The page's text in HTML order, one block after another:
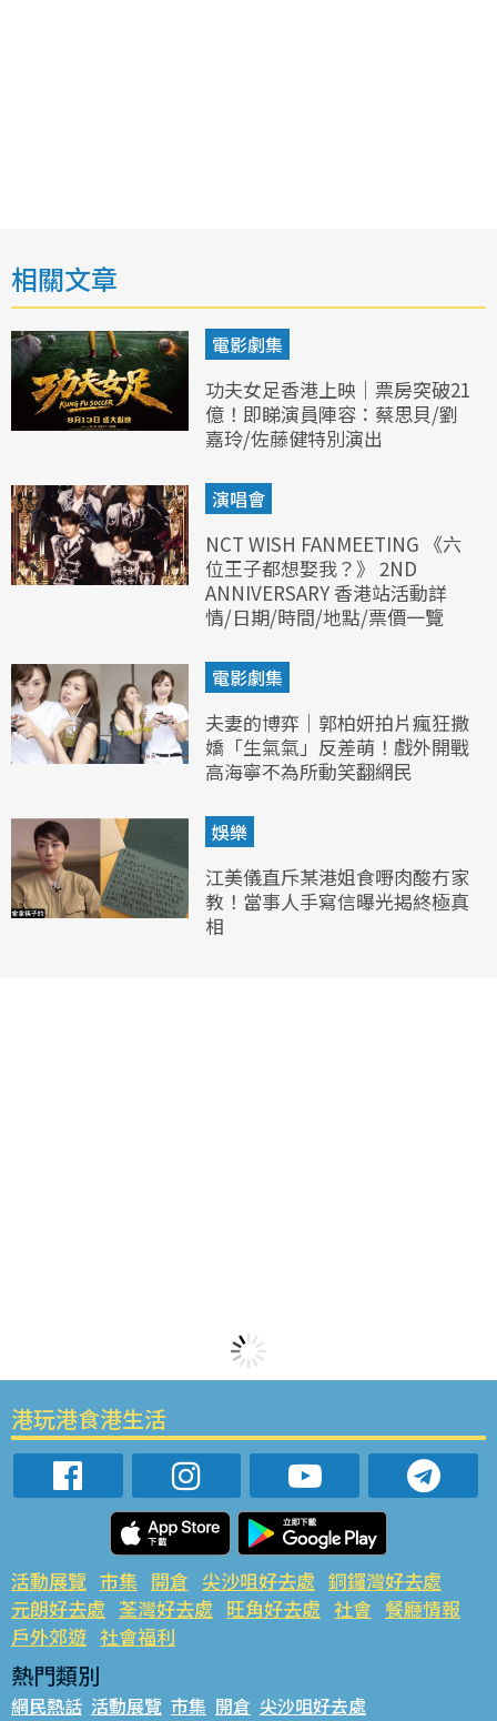
相關文章
電影劇集
功夫女足香港上映｜票房突破21
億！即睇演員陣容：蔡思貝/劉
嘉玲/佐藤健特別演出
演唱會
NCT WISH FANMEETING 《六
位王子都想娶我？》 2ND
ANNIVERSARY 香港站活動詳
情/日期/時間/地點/票價一覽
電影劇集
夫妻的博弈｜郭柏妍拍片瘋狂撒
嬌「生氣氣」反差萌！戲外開戰
高海寧不為所動笑翻網民
娛樂
江美儀直斥某港姐食嘢肉酸冇家
教！當事人手寫信曝光揭終極真
相
港玩港食港生活
活動展覽 市集 開倉 尖沙咀好去處 銅鑼灣好去處
元朗好去處 荃灣好去處 旺角好去處 社會 餐廳情報
戶外郊遊 社會福利
熱門類別
網民熱話 活動展覽 市集 開倉 尖沙咀好去處